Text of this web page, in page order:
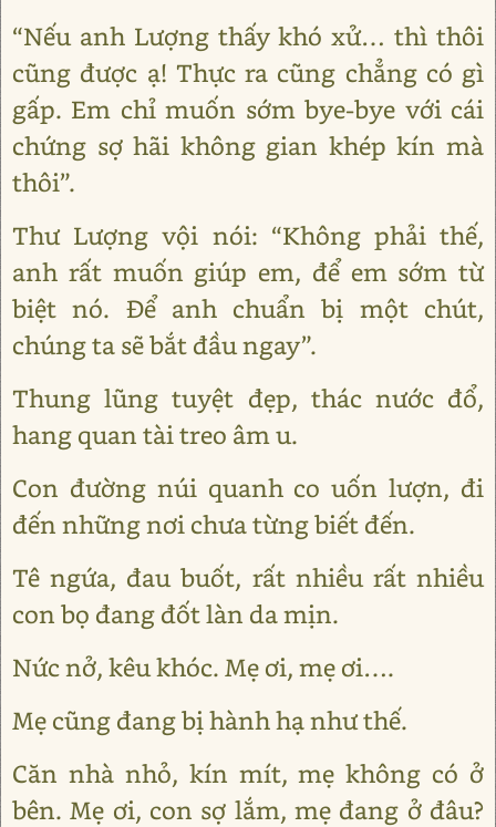
“Nếu anh Lượng thấy khó xử… thì thôi
cũng được ạ! Thực ra cũng chẳng có gì
gấp. Em chỉ muốn sớm bye-bye với cái
chứng sợ hãi không gian khép kín mà
thôi”.
Thư Lượng vội nói: “Không phải thế,
anh rất muốn giúp em, để em sớm từ
biệt nó. Để anh chuẩn bị một chút,
chúng ta sẽ bắt đầu ngay”.
Thung lũng tuyệt đẹp, thác nước đổ,
hang quan tài treo âm u.
Con đường núi quanh co uốn lượn, đi
đến những nơi chưa từng biết đến.
Tê ngứa, đau buốt, rất nhiều rất nhiều
con bọ đang đốt làn da mịn.
Nức nở, kêu khóc. Mẹ ơi, mẹ ơi….
Mẹ cũng đang bị hành hạ như thế.
Căn nhà nhỏ, kín mít, mẹ không có ở
bên. Mẹ ơi, con sợ lắm, mẹ đang ở đâu?